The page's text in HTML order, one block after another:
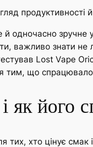
продуктивності
одночасно зручне
важливо знати не
Lost Vape
тим, що
його
тих, хто цінує